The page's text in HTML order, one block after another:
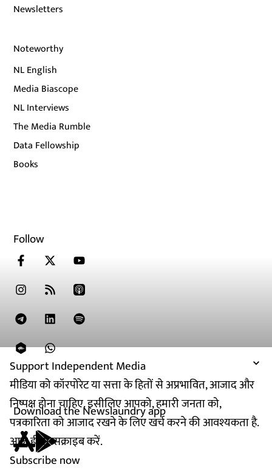
Support Independent Media
मीडिया को कॉरपोरेट या सत्ता के हितों से अप्रभावित, आजाद और
निष्पक्ष होना चाहिए. इसीलिए आपको, हमारी जनता को,
पत्रकारिता को आजाद रखने के लिए खर्च करने की आवश्यकता है.
आज ही सब्सक्राइब करें.
Subscribe now
Newsletters
Noteworthy
NL English
Media Biascope
NL Interviews
The Media Rumble
Data Fellowship
Books
Follow
Download the Newslaundry app